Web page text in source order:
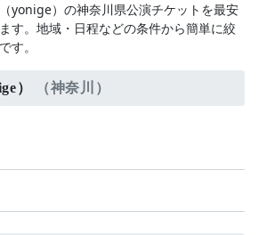
yonige）の神奈川県公演チケットを最安
す。地域・日程などの条件から簡単に絞
す。
） （神奈川）